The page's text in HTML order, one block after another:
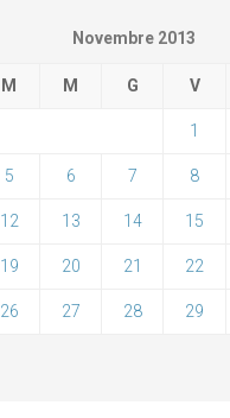
Novembre 2013
M M G V
1
5 6 7 8
12 13 14 15
19 20 21 22
26 27 28 29